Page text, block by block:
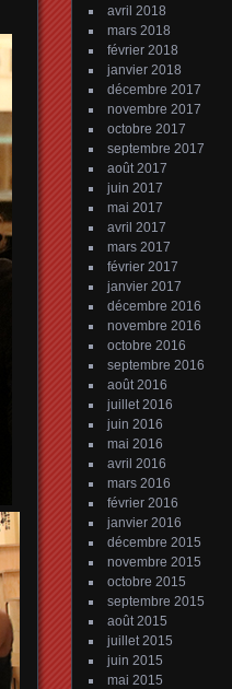
avril 2018
mars 2018
février 2018
janvier 2018
décembre 2017
novembre 2017
octobre 2017
septembre 2017
août 2017
juin 2017
mai 2017
avril 2017
mars 2017
février 2017
janvier 2017
décembre 2016
novembre 2016
octobre 2016
septembre 2016
août 2016
juillet 2016
juin 2016
mai 2016
avril 2016
mars 2016
février 2016
janvier 2016
décembre 2015
novembre 2015
octobre 2015
septembre 2015
août 2015
juillet 2015
juin 2015
mai 2015